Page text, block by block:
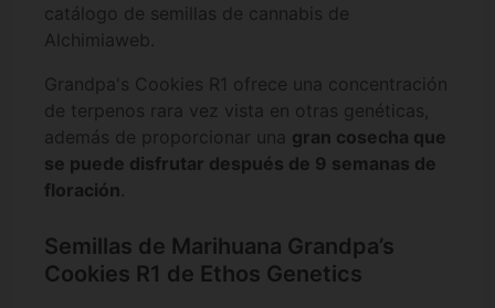
catálogo de semillas de cannabis de
Alchimiaweb.
Grandpa's Cookies R1 ofrece una concentración
de terpenos rara vez vista en otras genéticas,
además de proporcionar una gran cosecha que
se puede disfrutar después de 9 semanas de
floración.
Semillas de Marihuana Grandpa’s
Cookies R1 de Ethos Genetics